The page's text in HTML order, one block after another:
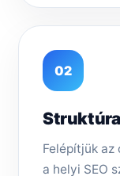
02
Felépítjük az
a helyi SEO